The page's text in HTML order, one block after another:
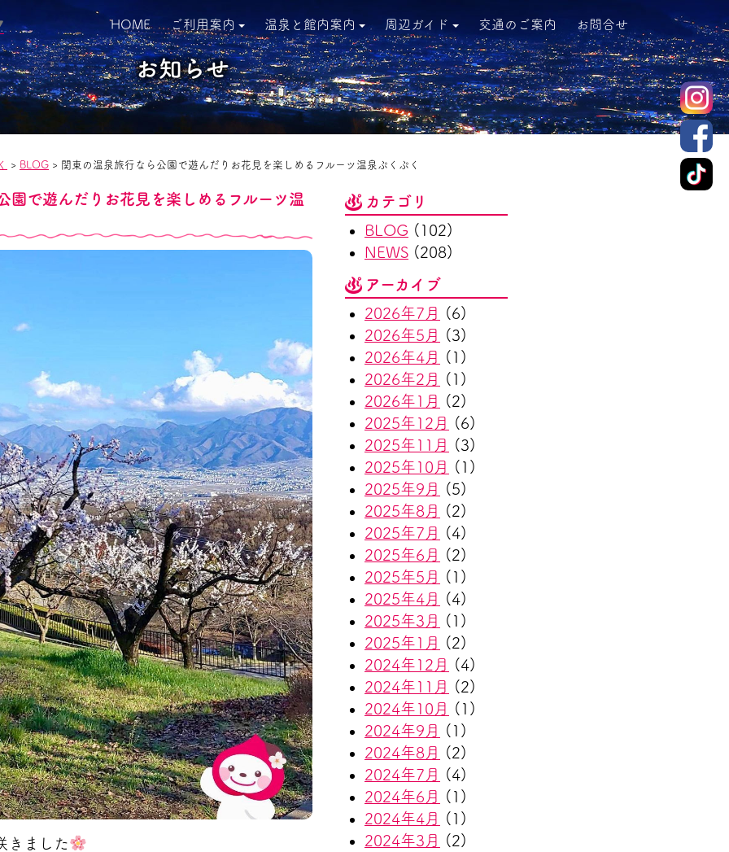
HOME ご利用案内 温泉と館内案内 周辺ガイド 交通のご案内 お問合せ
お知らせ
> BLOG > 関東の温泉旅行なら公園で遊んだりお花見を楽しめるフルーツ温泉ぷくぷく
園で遊んだりお花見を楽しめるフルーツ温
きました
カテゴリ
BLOG (102)
NEWS (208)
アーカイブ
2026年7月
(6)
2026年5月
(3)
2026年4月
(1)
2026年2月
(1)
2026年1月
(2)
2025年12月
(6)
2025年11月
(3)
2025年10月
(1)
2025年9月
(5)
2025年8月
(2)
2025年7月
(4)
2025年6月
(2)
2025年5月
(1)
2025年4月
(4)
2025年3月
(1)
2025年1月
(2)
2024年12月
(4)
2024年11月
(2)
2024年10月
(1)
2024年9月
(1)
2024年8月
(2)
2024年7月
(4)
2024年6月
(1)
2024年4月
(1)
2024年3月
(2)